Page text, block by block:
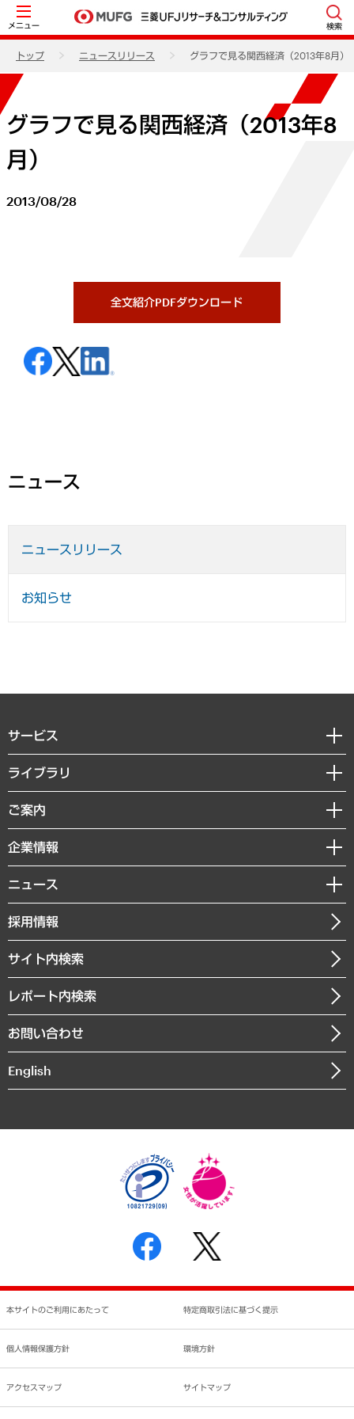
メニュー 検索
トップ ニュースリリース グラフで見る関西経済（2013年8月）
グラフで見る関西経済（2013年8
月）
2013/08/28
全文紹介PDFダウンロード
ニュース
ニュースリリース
お知らせ
サービス
経営戦略
組織・人事戦略
デジタルイノベーション
共生・ダイバーシティ
GRC（ガバナンス・リスク・コンプライアンス）・防災（政策）
経済・産業・雇用・労働
まちづくり・観光・交通・スポーツ・スマートシティ
自然資源・農林水産業・食料システム
ライブラリ
経済調査
レポート
コラム
経営用語集
受託・受注実績（官公庁関連）
メディア掲載・出演
ご案内
セミナー・イベント情報
MUFGビジネスセミナー
受託案件情報
企業情報
私たちの想い
社長メッセージ
会社概要
沿革
組織図・本部部室紹介
インドネシア現地法人
個人情報保護方針
反社会的勢力に対する基本方針
書面による個人情報の開示等の請求の手続きについて
ニュース
ニュースリリース
お知らせ
採用情報
サイト内検索
レポート内検索
お問い合わせ
English
本サイトのご利用にあたって 特定商取引法に基づく提示
個人情報保護方針 環境方針
アクセスマップ サイトマップ